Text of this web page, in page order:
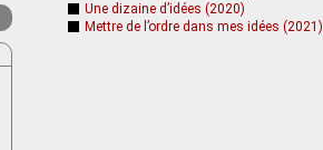
Une dizaine d’idées (2020)
Mettre de l’ordre dans mes idées (2021)